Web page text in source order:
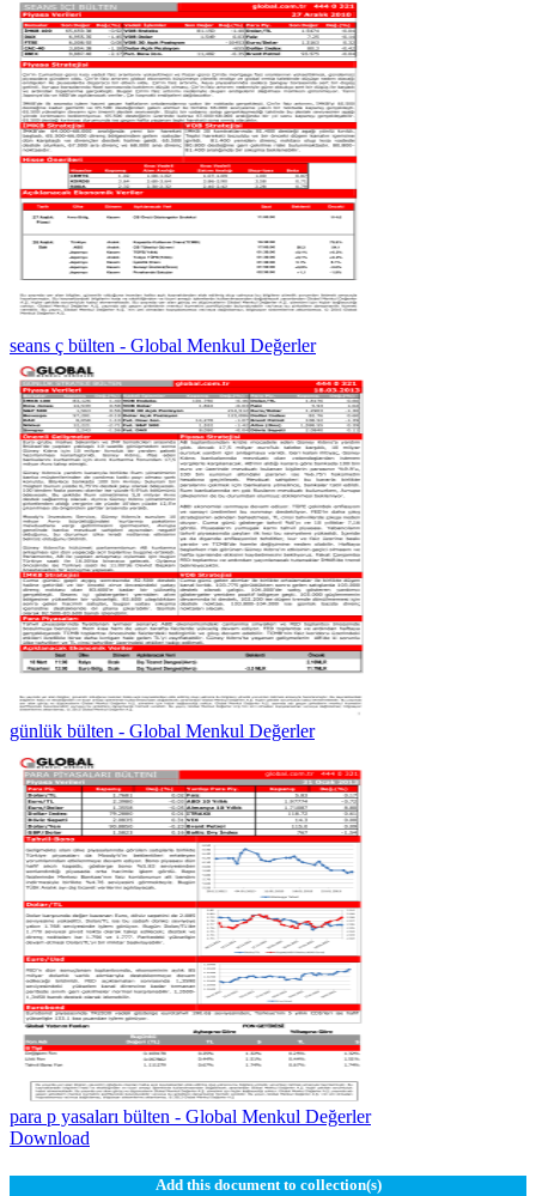
seans ç bülten - Global Menkul Değerler
günlük bülten - Global Menkul Değerler
para p yasaları bülten - Global Menkul Değerler
Download
Add this document to collection(s)